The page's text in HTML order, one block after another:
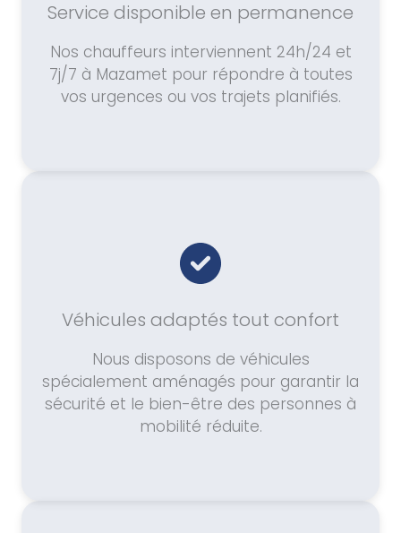
Service disponible en permanence
Nos chauffeurs interviennent 24h/24 et
7j/7 à Mazamet pour répondre à toutes
vos urgences ou vos trajets planifiés.
Véhicules adaptés tout confort
Nous disposons de véhicules
spécialement aménagés pour garantir la
sécurité et le bien-être des personnes à
mobilité réduite.